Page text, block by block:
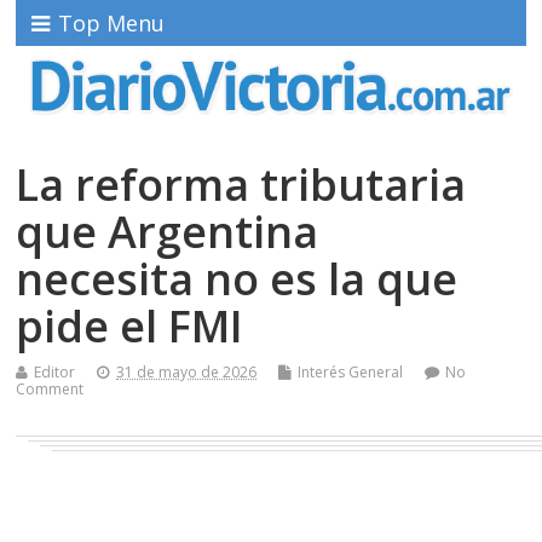
Top Menu
La reforma tributaria
que Argentina
necesita no es la que
pide el FMI
Editor 31 de mayo de 2026 Interés General
No
Comment